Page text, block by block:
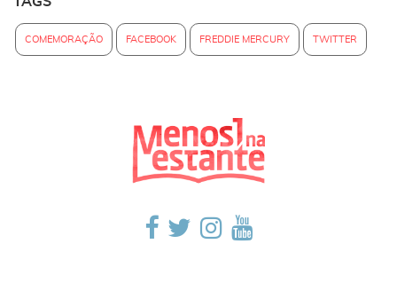
COMEMORAÇÃO FACEBOOK FREDDIE MERCURY TWITTER